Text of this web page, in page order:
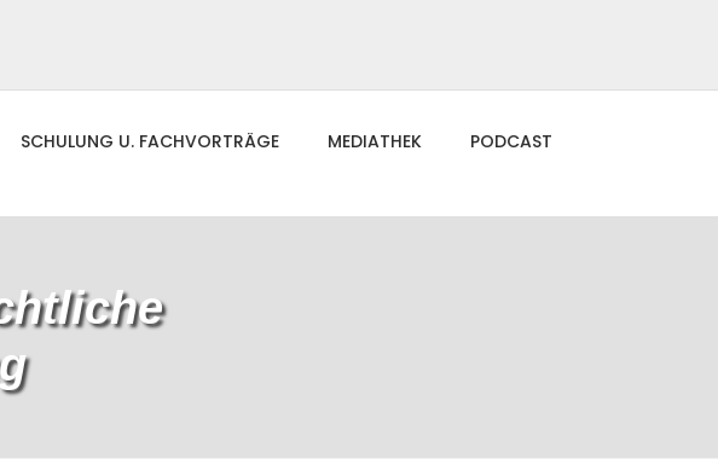
SCHULUNG U. FACHVORTRÄGE MEDIATHEK PODCAST